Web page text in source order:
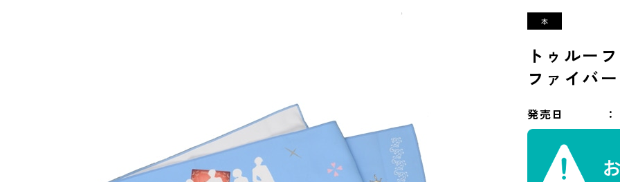
トゥルー
ファイバ
発売日